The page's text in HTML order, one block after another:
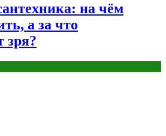
на чём
а за что
зря?